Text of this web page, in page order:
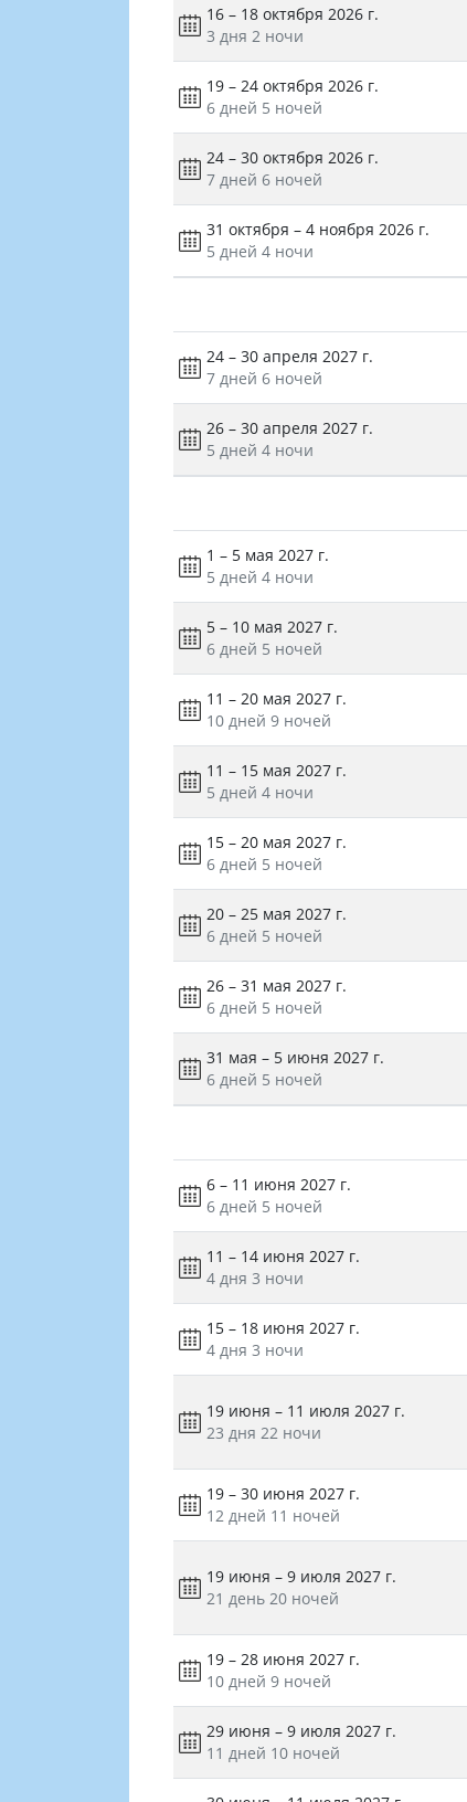
16 – 18 октября 2026 г.
3 дня 2 ночи
19 – 24 октября 2026 г.
6 дней 5 ночей
24 – 30 октября 2026 г.
7 дней 6 ночей
31 октября – 4 ноября 2026 г.
5 дней 4 ночи
24 – 30 апреля 2027 г.
7 дней 6 ночей
26 – 30 апреля 2027 г.
5 дней 4 ночи
1 – 5 мая 2027 г.
5 дней 4 ночи
5 – 10 мая 2027 г.
6 дней 5 ночей
11 – 20 мая 2027 г.
10 дней 9 ночей
11 – 15 мая 2027 г.
5 дней 4 ночи
15 – 20 мая 2027 г.
6 дней 5 ночей
20 – 25 мая 2027 г.
6 дней 5 ночей
26 – 31 мая 2027 г.
6 дней 5 ночей
31 мая – 5 июня 2027 г.
6 дней 5 ночей
6 – 11 июня 2027 г.
6 дней 5 ночей
11 – 14 июня 2027 г.
4 дня 3 ночи
15 – 18 июня 2027 г.
4 дня 3 ночи
19 июня – 11 июля 2027 г.
23 дня 22 ночи
19 – 30 июня 2027 г.
12 дней 11 ночей
19 июня – 9 июля 2027 г.
21 день 20 ночей
19 – 28 июня 2027 г.
10 дней 9 ночей
29 июня – 9 июля 2027 г.
11 дней 10 ночей